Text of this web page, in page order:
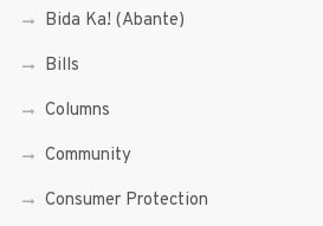
Bida Ka! (Abante)
Bills
Columns
Community
Consumer Protection